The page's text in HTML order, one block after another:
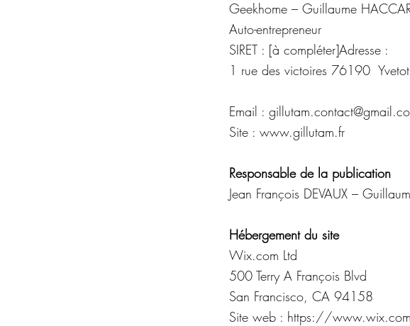
Geekhome – Guillaume
Auto-entrepreneur
SIRET : [à compléter]Adresse :
1 rue des victoires 76190 Yvetot
Email :
Site : www.gillutam.fr
Responsable de la publication
Jean François DEVAUX –
Hébergement du site
Wix.com Ltd
500 Terry A François Blvd
San Francisco, CA 94158
Site web : https://www.wix.com